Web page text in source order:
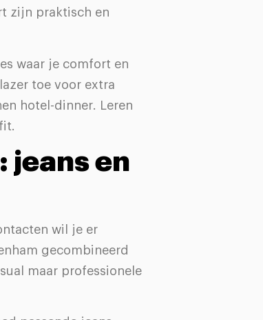
zijn praktisch en
waar je comfort en
toe voor extra
hotel-dinner. Leren
jeans en
wil je er
gecombineerd
maar professionele